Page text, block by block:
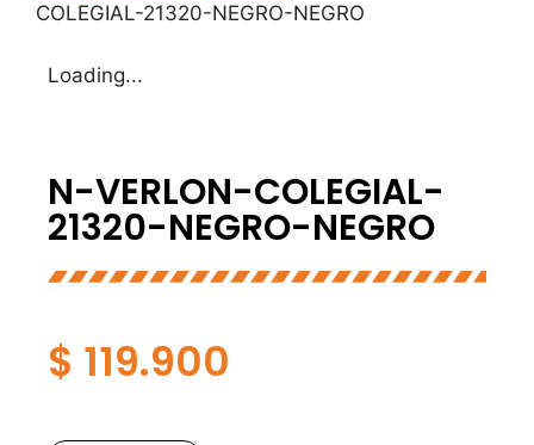
COLEGIAL-21320-NEGRO-NEGRO
Loading...
N-VERLON-COLEGIAL-
21320-NEGRO-NEGRO
$ 119.900